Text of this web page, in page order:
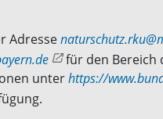
Adresse
für den Bereich
unterhttps://